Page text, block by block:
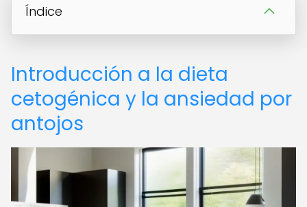
Índice
Introducción a la dieta
cetogénica y la ansiedad por
antojos